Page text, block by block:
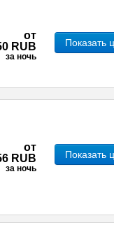
от
RUB
за ночь
Показать
от
RUB
за ночь
Показать